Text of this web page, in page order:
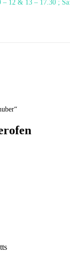
12 & 13 – 17.30 ;